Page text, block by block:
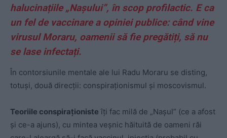
halucinațiile „Nașului”, în scop profilactic. E ca
un fel de vaccinare a opiniei publice: când vine
virusul Moraru, oamenii să fie pregătiți, să nu
se lase infectați.
În contorsiunile mentale ale lui Radu Moraru se disting,
totuși, două direcții: conspiraționismul și moscovismul.
Teoriile conspiraționiste îți fac milă de „Nașul” (ce a afost
și ce-a ajuns), cu mintea veșnic hăituită de oameni răi